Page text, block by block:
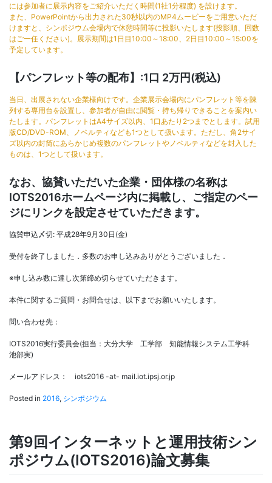
には参加者に展示内容をご紹介いただく時間(1社1分程度) を設けます。
また、PowerPointから出力された30秒以内のMP4ムービーをご用意いただ
けますと、シンポジウム会場内で休憩時間等に投影いたします(投影順、回数
はご一任ください)。展示期間は1日目10:00～18:00、2日目10:00～15:00を
予定しています。
【パンフレット等の配布】:1口 2万円(税込)
当日、出展されない企業様向けです。企業展示会場内にパンフレット等を陳
列する専用台を設置し、参加者が自由に閲覧・持ち帰りできることを案内い
たします。パンフレットはA4サイズ以内、1口あたり2つまでとします。試用
版CD/DVD-ROM、ノベルティなども1つとして扱います。ただし、角2サイ
ズ以内の封筒にあらかじめ複数のパンフレットやノベルティなどを封入した
ものは、1つとして扱います。
なお、協賛いただいた企業・団体様の名称は
IOTS2016ホームページ内に掲載し、ご指定のペー
ジにリンクを設定させていただきます。
協賛申込〆切: 平成28年9月30日(金)
受付を終了しました．多数のお申し込みありがとうございました．
※申し込み数に達し次第締め切らせていただきます。
本件に関するご質問・お問合せは、以下までお願いいたします。
問い合わせ先：
IOTS2016実行委員会(担当：大分大学 工学部 知能情報システム工学科
池部実)
メールアドレス： iots2016 -at- mail.iot.ipsj.or.jp
Posted in 2016, シンポジウム
第9回インターネットと運用技術シン
ポジウム(IOTS2016)論文募集